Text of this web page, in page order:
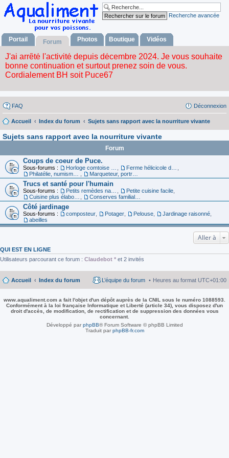
Recherche avancée
Portail Forum Photos Boutique Vidéos
FAQ Déconnexion
Accueil Index du forum Sujets sans rapport avec la nourriture vivante
Sujets sans rapport avec la nourriture vivante
Forum
Coups de coeur de Puce.
Sous-forums :
Trucs et santé pour l'humain
Sous-forums : Petite cuisine facile
Côté jardinage
Sous-forums : composteur Potager Pelouse Jardinage raisonné
abeilles
Aller à
QUI EST EN LIGNE
Utilisateurs parcourant ce forum : Claudebot * et 2 invités
Accueil Index du forum Heures au format UTC+01:00
L’équipe du forum
www.aqualiment.com a fait l'objet d'un dépôt auprès de la CNIL sous le numéro 1088593.
Conformément à la loi française Informatique et Liberté (article 34), vous disposez d'un
droit d'accès, de modification, de rectification et de suppression des données vous
concernant.
Développé parphpBB® Forum Software © phpBB Limited
Traduit parphpBB-fr.com